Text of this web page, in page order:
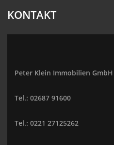
KONTAKT
Peter Klein Immobilien GmbH
Tel.: 02687 91600
Tel.: 0221 27125262